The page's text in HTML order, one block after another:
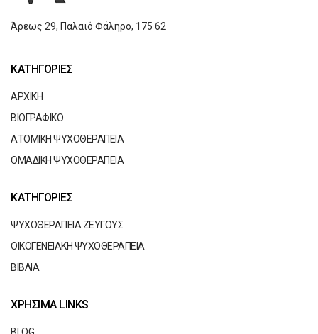
Άρεως 29, Παλαιό Φάληρο, 175 62
ΚΑΤΗΓΟΡΙΕΣ
ΑΡΧΙΚΗ
ΒΙΟΓΡΑΦΙΚΟ
ΑΤΟΜΙΚΗ ΨΥΧΟΘΕΡΑΠΕΙΑ
ΟΜΑΔΙΚΗ ΨΥΧΟΘΕΡΑΠΕΙΑ
ΚΑΤΗΓΟΡΙΕΣ
ΨΥΧΟΘΕΡΑΠΕΙΑ ΖΕΥΓΟΥΣ
ΟΙΚΟΓΕΝΕΙΑΚΗ ΨΥΧΟΘΕΡΑΠΕΙΑ
ΒΙΒΛΙΑ
ΧΡΗΣΙΜΑ LINKS